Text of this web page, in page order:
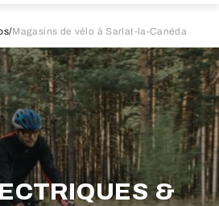
/Magasins de vélo à Sarlat-la-Canéda
&